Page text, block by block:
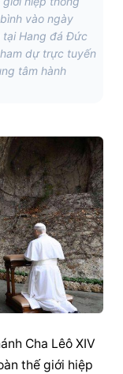
vào ngày
tại Hang đá Đức
dự trực tuyến
tâm hành
Cha Lêô XIV
thế giới hiệp